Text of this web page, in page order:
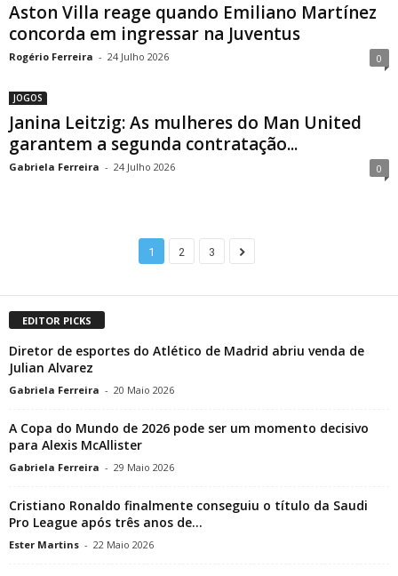
Aston Villa reage quando Emiliano Martínez
concorda em ingressar na Juventus
Rogério Ferreira - 24 Julho 2026 0
JOGOS
Janina Leitzig: As mulheres do Man United
garantem a segunda contratação...
Gabriela Ferreira - 24 Julho 2026 0
1 2 3
EDITOR PICKS
Diretor de esportes do Atlético de Madrid abriu venda de
Julian Alvarez
Gabriela Ferreira - 20 Maio 2026
A Copa do Mundo de 2026 pode ser um momento decisivo
para Alexis McAllister
Gabriela Ferreira - 29 Maio 2026
Cristiano Ronaldo finalmente conseguiu o título da Saudi
Pro League após três anos de...
Ester Martins - 22 Maio 2026